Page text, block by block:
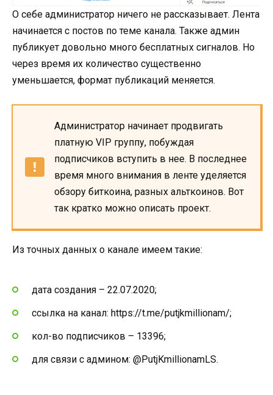
О себе администратор ничего не рассказывает. Лента
начинается с постов по теме канала. Также админ
публикует довольно много бесплатных сигналов. Но
через время их количество существенно
уменьшается, формат публикаций меняется.
Администратор начинает продвигать
платную VIP группу, побуждая
подписчиков вступить в нее. В последнее
время много внимания в ленте уделяется
обзору биткоина, разных альткоинов. Вот
так кратко можно описать проект.
Из точных данных о канале имеем такие:
дата создания – 22.07.2020;
ссылка на канал: https://t.me/putjkmillionam/;
кол-во подписчиков – 13396;
для связи с админом: @PutjKmillionamLS.